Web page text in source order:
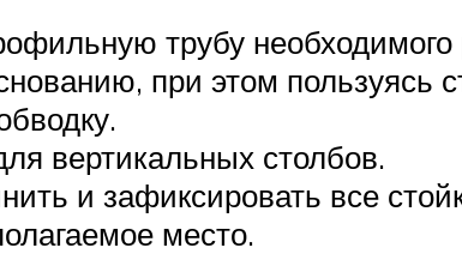
трубу необходимого
при этом пользуясь
вертикальных столбов.
и зафиксировать все
место.